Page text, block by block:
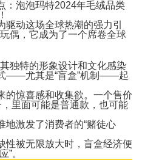
： 泡泡玛特2024年毛绒品类
动这场全球热潮的强力引
偶，它成为了一个席卷全球
独特的形象设计和文化感染
——尤其是“盲盒”机制——起
的惊喜感和收集欲。一个售价
里面可能是普通款，也可能
地激发了消费者的“赌徒心
性被无限放大时，盲盒经济便
”。